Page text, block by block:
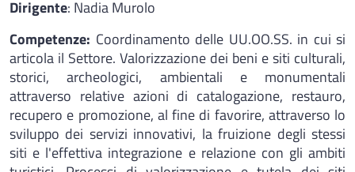
Dirigente: Nadia Murolo
Competenze: Coordinamento delle UU.OO.SS. in cui si
articola il Settore. Valorizzazione dei beni e siti culturali,
storici, archeologici, ambientali e monumentali
attraverso relative azioni di catalogazione, restauro,
recupero e promozione, al fine di favorire, attraverso lo
sviluppo dei servizi innovativi, la fruizione degli stessi
siti e l'effettiva integrazione e relazione con gli ambiti